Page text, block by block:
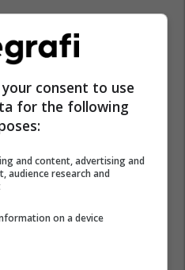
consent to use
for the following
and content, advertising and
audience research and
on a device